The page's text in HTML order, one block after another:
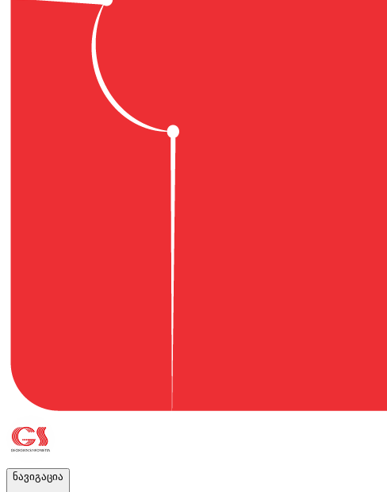
ნავიგაცია